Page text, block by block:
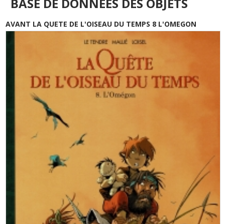
AVANT LA QUETE DE L'OISEAU DU TEMPS 8 L'OMEGON